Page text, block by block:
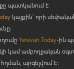
պատկանում է
կայքին` որի
Yerevan.Today-ին
կամ ամբողջական
արգելվում է: